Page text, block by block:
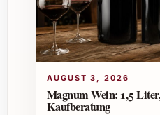
AUGUST 3, 2026
Magnum Wein: 1,5
Kaufberatung